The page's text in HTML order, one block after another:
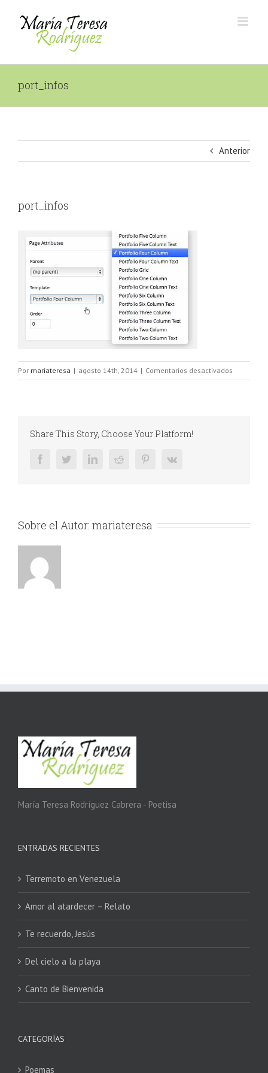
contenido
port_infos
Anterior
port_infos
Por mariateresa | agosto 14th, 2014 | Comentarios desactivados
port_infos
Share This Story, Choose Your Platform!
FacebookTwitterLinkedInReddit PinterestVk
Sobre el Autor: mariateresa
María Teresa Rodríguez Cabrera - Poetisa
ENTRADAS RECIENTES
Terremoto en Venezuela
Amor al atardecer – Relato
Te recuerdo, Jesús
Del cielo a la playa
Canto de Bienvenida
CATEGORÍAS
Poemas